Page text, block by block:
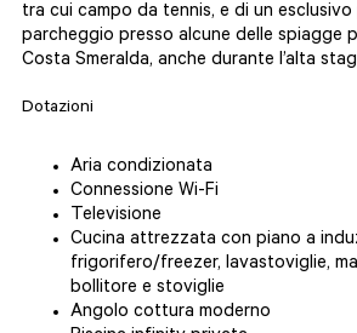
tra cui campo da tennis, e di un esclusivo
parcheggio presso alcune delle spiagge
Costa Smeralda, anche durante l’alta
Dotazioni
Aria condizionata
Connessione Wi-Fi
Televisione
Cucina attrezzata con piano a
frigorifero/freezer, lavastoviglie,
bollitore e stoviglie
Angolo cottura moderno